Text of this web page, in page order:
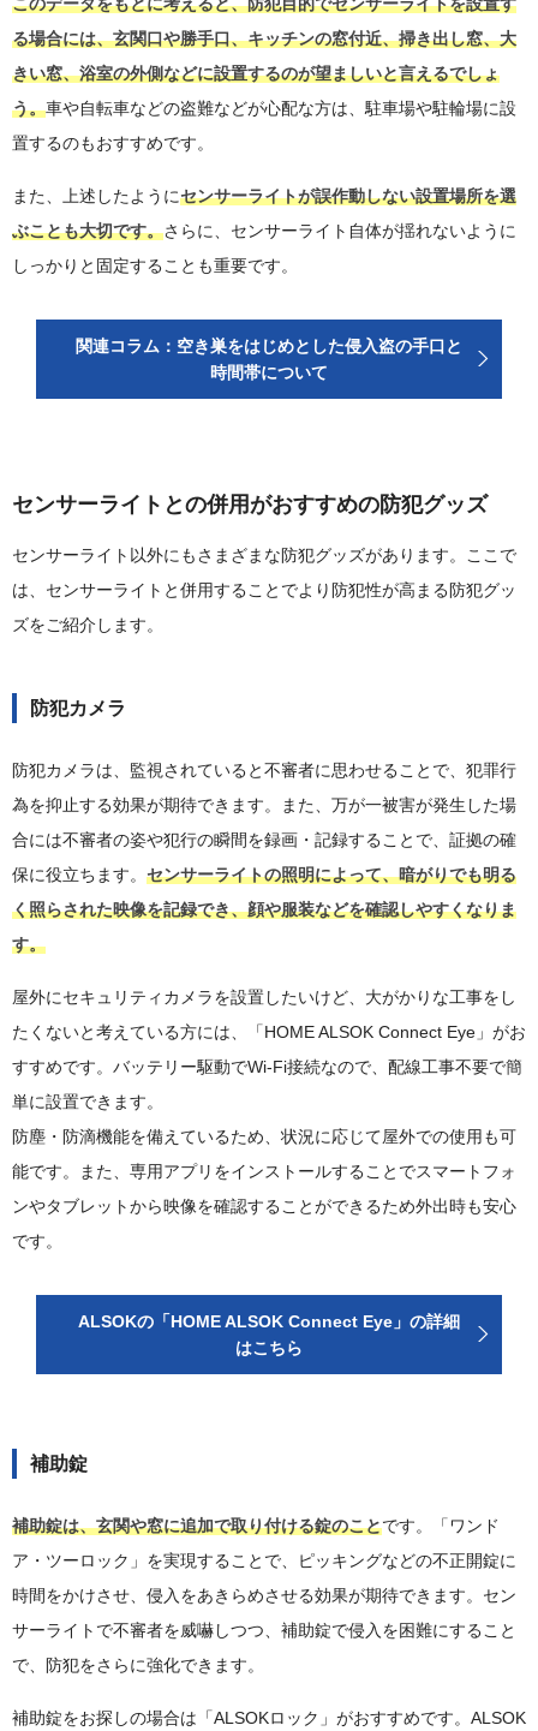
このデータをもとに考えると、防犯目的でセンサーライトを設置す
る場合には、玄関口や勝手口、キッチンの窓付近、掃き出し窓、大
きい窓、浴室の外側などに設置するのが望ましいと言えるでしょ
う。車や自転車などの盗難などが心配な方は、駐車場や駐輪場に設
置するのもおすすめです。
また、上述したようにセンサーライトが誤作動しない設置場所を選
ぶことも大切です。さらに、センサーライト自体が揺れないように
しっかりと固定することも重要です。
関連コラム：空き巣をはじめとした侵入盗の手口と
時間帯について
センサーライトとの併用がおすすめの防犯グッズ
センサーライト以外にもさまざまな防犯グッズがあります。ここで
は、センサーライトと併用することでより防犯性が高まる防犯グッ
ズをご紹介します。
防犯カメラ
防犯カメラは、監視されていると不審者に思わせることで、犯罪行
為を抑止する効果が期待できます。また、万が一被害が発生した場
合には不審者の姿や犯行の瞬間を録画・記録することで、証拠の確
保に役立ちます。 センサーライトの照明によって、暗がりでも明る
く照らされた映像を記録でき、顔や服装などを確認しやすくなりま
す。
屋外にセキュリティカメラを設置したいけど、大がかりな工事をし
たくないと考えている方には、「HOME ALSOK Connect Eye」がお
すすめです。バッテリー駆動でWi-Fi接続なので、配線工事不要で簡
単に設置できます。
防塵・防滴機能を備えているため、状況に応じて屋外での使用も可
能です。また、専用アプリをインストールすることでスマートフォ
ンやタブレットから映像を確認することができるため外出時も安心
です。
ALSOKの「HOME ALSOK Connect Eye」の詳細
はこちら
補助錠
補助錠は、玄関や窓に追加で取り付ける錠のことです。「ワンド
ア・ツーロック」を実現することで、ピッキングなどの不正開錠に
時間をかけさせ、侵入をあきらめさせる効果が期待できます。セン
サーライトで不審者を威嚇しつつ、補助錠で侵入を困難にすること
で、防犯をさらに強化できます。
補助錠をお探しの場合は「ALSOKロック」がおすすめです。ALSOK